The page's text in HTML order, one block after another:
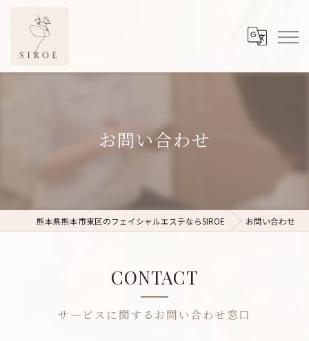
お問い合わせ
熊本県熊本市東区のフェイシャルエステならSIROE お問い合わせ
サービスに関するお問い合わせ窓口
CONTACT